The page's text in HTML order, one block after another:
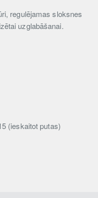
regulējamas sloksnes
uzglabāšanai.
(ieskaitot putas)